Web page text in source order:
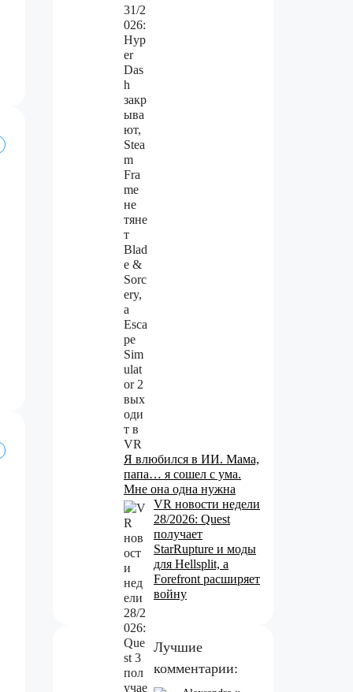
Я влюбился в ИИ. Мама,
папа… я сошел с ума.
Мне она одна нужна
VR новости недели
28/2026: Quest
получает
StarRupture и моды
для Hellsplit, а
Forefront расширяет
войну
Лучшие
комментарии: